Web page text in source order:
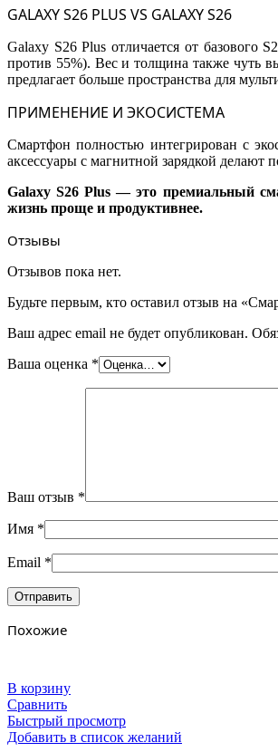
GALAXY S26 PLUS VS GALAXY S26
Galaxy S26 Plus отличается от
против 55%). Вес и толщина также
предлагает больше пространства для
ПРИМЕНЕНИЕ И ЭКОСИСТЕМА
Смартфон полностью интегрирован с
аксессуары с магнитной зарядкой
Galaxy S26 Plus — это премиальный
жизнь проще и продуктивнее.
Отзывы
Отзывов пока нет.
Будьте первым, кто оставил отзыв на
Ваш адрес email не будет опубликован.
Ваша оценка *
Ваш отзыв *
Имя *
Email *
Похожие
В корзину
Сравнить
Быстрый просмотр
Добавить в список желаний